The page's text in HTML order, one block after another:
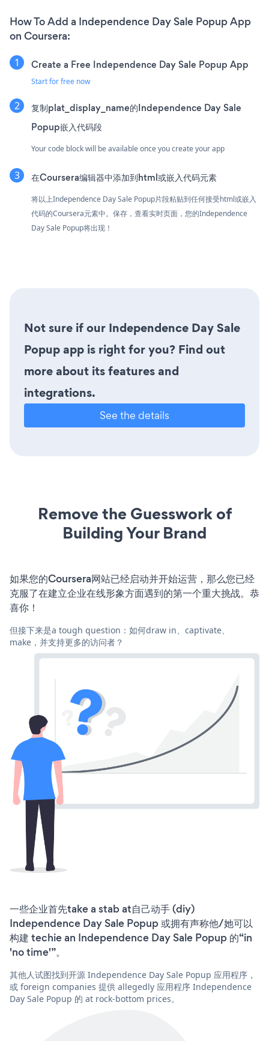
How To Add a Independence Day Sale Popup App
on Coursera:
Create a Free Independence Day Sale Popup App
Start for free now
复制plat_display_name的Independence Day Sale
Popup嵌入代码段
Your code block will be available once you create your app
在Coursera编辑器中添加到html或嵌入代码元素
将以上Independence Day Sale Popup片段粘贴到任何接受html或嵌入
代码的Coursera元素中。保存，查看实时页面，您的Independence
Day Sale Popup将出现！
Not sure if our Independence Day Sale
Popup app is right for you? Find out
more about its features and
integrations.
See the details
Remove the Guesswork of
Building Your Brand
如果您的Coursera网站已经启动并开始运营，那么您已经
克服了在建立企业在线形象方面遇到的第一个重大挑战。恭
喜你！
但接下来是a tough question：如何draw in、captivate、
make，并支持更多的访问者？
一些企业首先take a stab at自己动手 (diy)
Independence Day Sale Popup 或拥有声称他/她可以
构建 techie an Independence Day Sale Popup 的“in
'no time'”。
其他人试图找到开源 Independence Day Sale Popup 应用程序，
或 foreign companies 提供 allegedly 应用程序 Independence
Day Sale Popup 的 at rock-bottom prices。